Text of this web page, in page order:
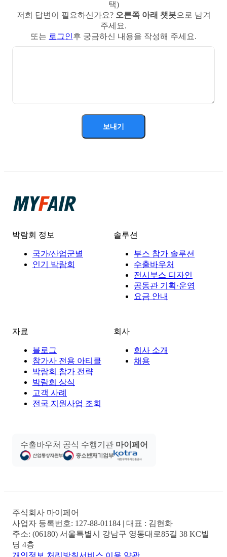
택)
저희 답변이 필요하신가요? 오른쪽 아래 챗봇으로 남겨
주세요.
또는 로그인후 궁금하신 내용을 작성해 주세요.
보내기
박람회 정보
국가/산업군별
인기 박람회
솔루션
부스 참가 솔루션
수출바우처
전시부스 디자인
공동관 기획·운영
요금 안내
자료
블로그
참가사 전용 아티클
박람회 참가 전략
박람회 상식
고객 사례
전국 지원사업 조회
회사
회사 소개
채용
수출바우처 공식 수행기관 마이페어
주식회사 마이페어
사업자 등록번호: 127-88-01184 | 대표 : 김현화
주소: (06180) 서울특별시 강남구 영동대로85길 38 KC빌
딩 4층
개인정보 처리방침서비스 이용 약관